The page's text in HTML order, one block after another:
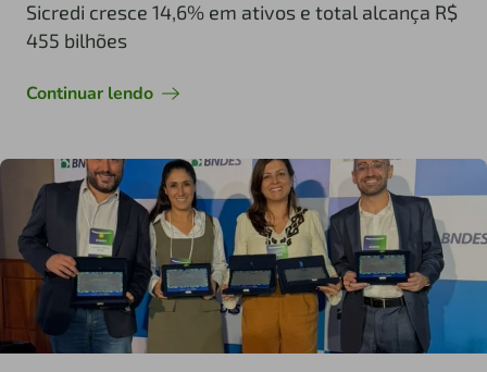
Sicredi cresce 14,6% em ativos e total alcança R$
455 bilhões
Continuar lendo